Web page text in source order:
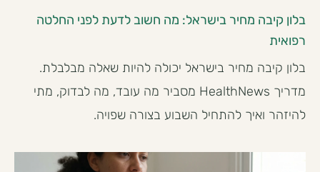
בלון קיבה מחיר בישראל: מה חשוב לדעת לפני החלטה
רפואית
בלון קיבה מחיר בישראל יכולה להיות שאלה מבלבלת.
מדריך HealthNews מסביר מה עובד, מה לבדוק, מתי
להיזהר ואיך להתחיל השבוע בצורה שפויה.